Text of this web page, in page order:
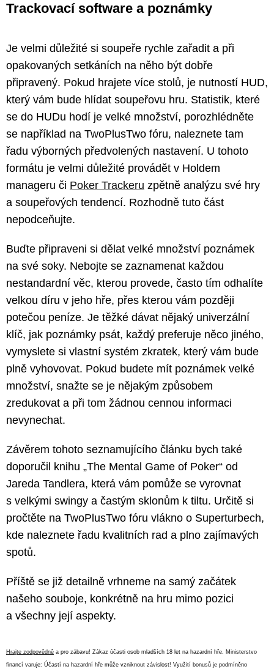
Trackovací software a poznámky
Je velmi důležité si soupeře rychle zařadit a při
opakovaných setkáních na něho být dobře
připravený. Pokud hrajete více stolů, je nutností HUD,
který vám bude hlídat soupeřovu hru. Statistik, které
se do HUDu hodí je velké množství, porozhlédněte
se například na TwoPlusTwo fóru, naleznete tam
řadu výborných předvolených nastavení. U tohoto
formátu je velmi důležité provádět v Holdem
manageru či Poker Trackeru zpětně analýzu své hry
a soupeřových tendencí. Rozhodně tuto část
nepodceňujte.
Buďte připraveni si dělat velké množství poznámek
na své soky. Nebojte se zaznamenat každou
nestandardní věc, kterou provede, často tím odhalíte
velkou díru v jeho hře, přes kterou vám později
potečou peníze. Je těžké dávat nějaký univerzální
klíč, jak poznámky psát, každý preferuje něco jiného,
vymyslete si vlastní systém zkratek, který vám bude
plně vyhovovat. Pokud budete mít poznámek velké
množství, snažte se je nějakým způsobem
zredukovat a při tom žádnou cennou informaci
nevynechat.
Závěrem tohoto seznamujícího článku bych také
doporučil knihu „The Mental Game of Poker“ od
Jareda Tandlera, která vám pomůže se vyrovnat
s velkými swingy a častým sklonům k tiltu. Určitě si
pročtěte na TwoPlusTwo fóru vlákno o Superturbech,
kde naleznete řadu kvalitních rad a plno zajímavých
spotů.
Příště se již detailně vrhneme na samý začátek
našeho souboje, konkrétně na hru mimo pozici
a všechny její aspekty.
Hrajte zodpovědně a pro zábavu! Zákaz účasti osob mladších 18 let na hazardní hře. Ministerstvo
financí varuje: Účastí na hazardní hře může vzniknout závislost! Využití bonusů je podmíněno